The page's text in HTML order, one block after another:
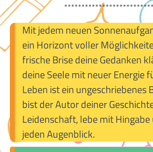
Mit jedem neuen
ein Horizont voller
frische Brise deine Gedanken
deine Seele mit neuer Energie
Leben ist ein ungeschriebenes
bist der Autor deiner
Leidenschaft, lebe mit
jeden Augenblick.